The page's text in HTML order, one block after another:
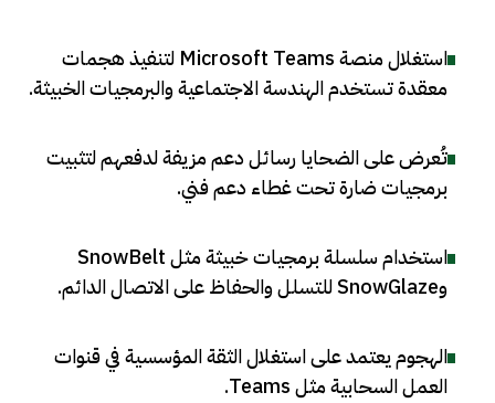
استغلال منصة Microsoft Teams لتنفيذ هجمات
معقدة تستخدم الهندسة الاجتماعية والبرمجيات الخبيثة.
تُعرض على الضحايا رسائل دعم مزيفة لدفعهم لتثبيت
برمجيات ضارة تحت غطاء دعم فني.
استخدام سلسلة برمجيات خبيثة مثل SnowBelt
وSnowGlaze للتسلل والحفاظ على الاتصال الدائم
.
الهجوم يعتمد على استغلال الثقة المؤسسية في قنوات
العمل السحابية مثل Teams
.